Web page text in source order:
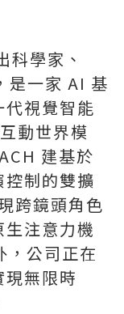
學家、
是一家 AI 基
視覺智能
動世界模
建基於
制的雙擴
跨鏡頭角色
注意力機
，公司正在
無限時